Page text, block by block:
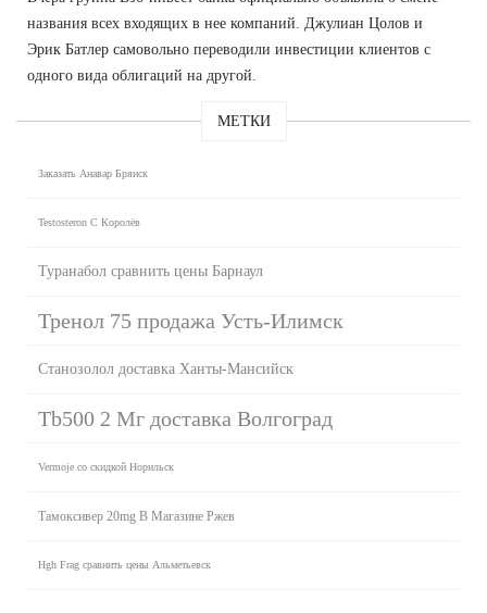
названия всех входящих в нее компаний. Джулиан Цолов и
Эрик Батлер самовольно переводили инвестиции клиентов с
одного вида облигаций на другой.
МЕТКИ
Заказать Анавар Брянск
Testosteron C Королёв
Туранабол сравнить цены Барнаул
Тренол 75 продажа Усть-Илимск
Станозолол доставка Ханты-Мансийск
Tb500 2 Мг доставка Волгоград
Vermoje со скидкой Норильск
Тамоксивер 20mg В Магазине Ржев
Hgh Frag сравнить цены Альметьевск